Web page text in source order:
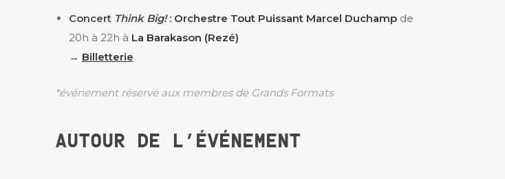
Concert Think Big!: Orchestre Tout Puissant Marcel Duchamp de
20h à 22h à La Barakason (Rezé)
→ Billetterie
*événement réservé aux membres de Grands Formats
AUTOUR DE L’ÉVÉNEMENT